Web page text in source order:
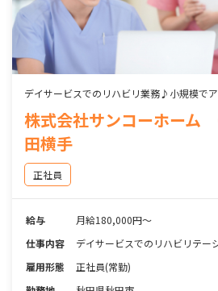
デイサービスでのリハビリ業務♪小規模で
株式会社サンコーホーム
田横手
正社員
給与
月給180,000円～
仕事内容
デイサービスでのリハビリテー
雇用形態
正社員(常勤)